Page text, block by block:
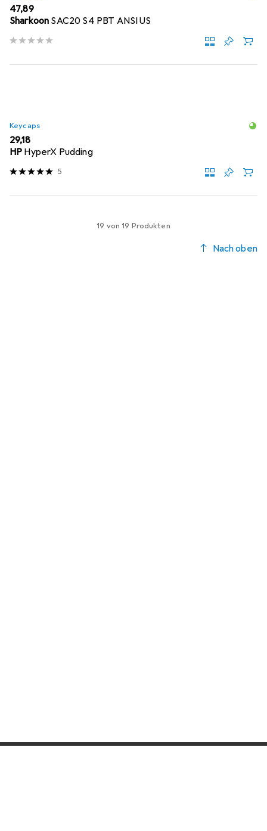
EUR
47,89
Sharkoon SAC20 S4 PBT ANSI US
Keycaps
EUR
29,18
HP HyperX Pudding
5
19 von 19 Produkten
Nach oben